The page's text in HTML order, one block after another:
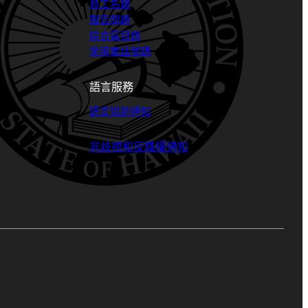
員工名錄
報告問題
綜合區目錄
常用電話號碼
語言服務
語言協助通知
非歧視和反騷擾通知